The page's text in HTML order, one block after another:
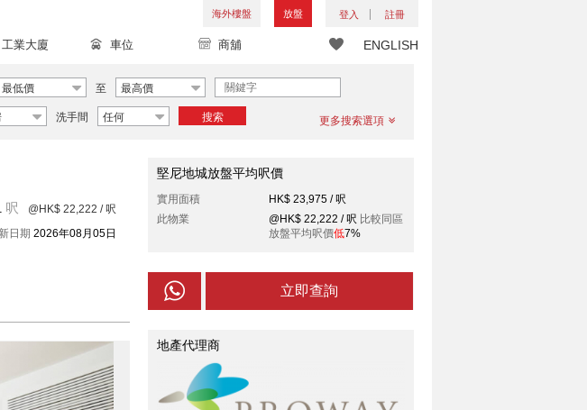
海外樓盤 放盤 登入 註冊
ENGLISH
工業大廈 車位 商舖
最低價 至 最高價
洗手間 任何 搜索 更多搜索選項
呎 @HK$ 22,222 / 呎
日期 2026年08月05日
堅尼地城放盤平均呎價
實用面積
HK$ 23,975 / 呎
此物業
@HK$ 22,222 / 呎 比較同區
放盤平均呎價低7%
立即查詢
地產代理商